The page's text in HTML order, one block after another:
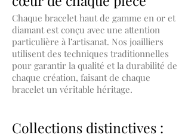
Chaque bracelet haut de gamme en or et
diamant est conçu avec une attention
particulière à l’artisanat. Nos joailliers
utilisent des techniques traditionnelles
pour garantir la qualité et la durabilité de
chaque création, faisant de chaque
bracelet un véritable héritage.
Collections distinctives :